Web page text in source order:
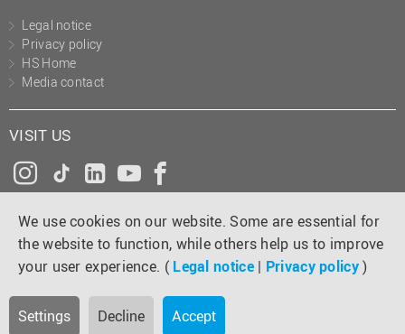
We use cookies on our website. Some are essential for
the website to function, while others help us to improve
your user experience. ( Legal notice | Privacy policy)
Settings Decline Accept
Legal notice
Privacy policy
HS Home
Media contact
VISIT US
Instagram
Tiktok
LinkedInYouTube